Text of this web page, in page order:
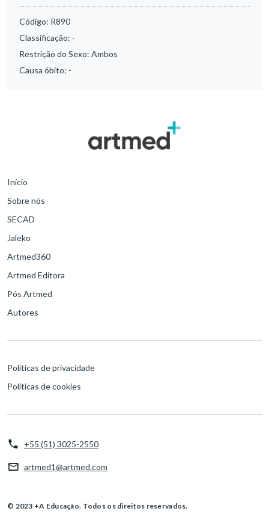
Código: R890
Classificação: -
Restrição do Sexo: Ambos
Causa óbito: -
Início
Sobre nós
SECAD
Jaleko
Artmed360
Artmed Editora
Pós Artmed
Autores
Políticas de privacidade
Políticas de cookies
+55 (51) 3025-2550
artmed1@artmed.com
© 2023 +A Educação. Todos os direitos reservados.